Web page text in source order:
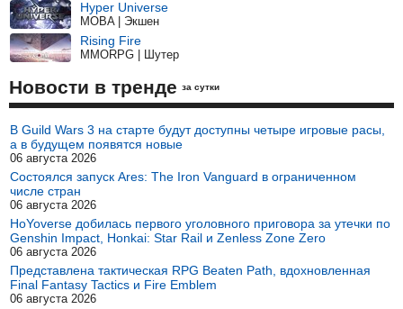
Hyper Universe
MOBA | Экшен
Rising Fire
MMORPG | Шутер
Новости в тренде за сутки
В Guild Wars 3 на старте будут доступны четыре игровые расы,
а в будущем появятся новые
06 августа 2026
Состоялся запуск Ares: The Iron Vanguard в ограниченном
числе стран
06 августа 2026
HoYoverse добилась первого уголовного приговора за утечки по
Genshin Impact, Honkai: Star Rail и Zenless Zone Zero
06 августа 2026
Представлена тактическая RPG Beaten Path, вдохновленная
Final Fantasy Tactics и Fire Emblem
06 августа 2026